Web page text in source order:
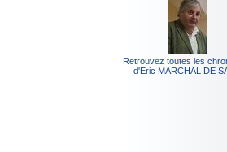
Retrouvez toutes les
d'Eric MARCHAL DE